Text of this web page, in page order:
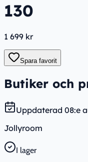
130
1 699 kr
Spara favorit
Butiker och
Uppdaterad 08:e
Jollyroom
I lager